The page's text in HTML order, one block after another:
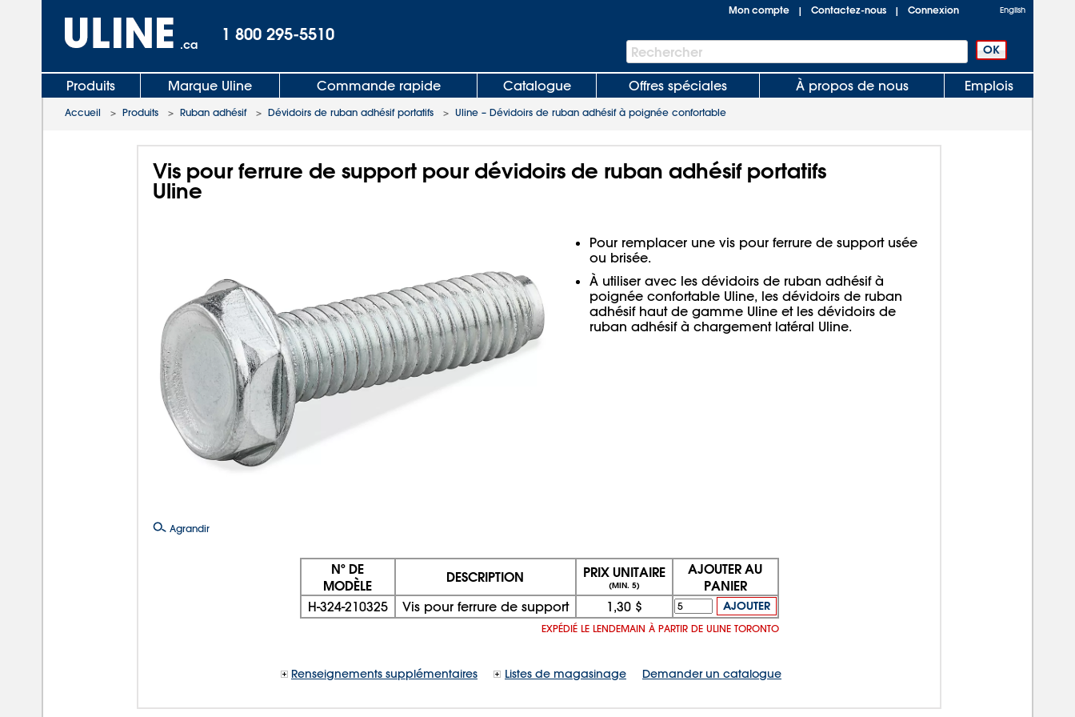
.ca
1 800 295-5510
Mon compte | Contactez-nous | Connexion English
Barre
de
recherche
Rechercher
Produits Marque Uline Commande rapide Catalogue Offres spéciales À propos de nous Emplois
Accueil > Produits > Ruban adhésif> Dévidoirs de ruban adhésif portatifs > Uline – Dévidoirs de ruban adhésif à poignée confortable
Vis pour ferrure de support pour dévidoirs de ruban adhésif portatifs
Uline
Agrandir
Pour remplacer une vis pour ferrure de support usée
ou brisée.
À utiliser avec les dévidoirs de ruban adhésif à
poignée confortable Uline, les dévidoirs de ruban
adhésif haut de gamme Uline et les dévidoirs de
ruban adhésif à chargement latéral Uline.
Nº DE
MODÈLE
DESCRIPTION PRIX UNITAIRE
(MIN. 5)
AJOUTER AU
PANIER
H-324-210325 Vis pour ferrure de support 1,30 $ AJOUTER
EXPÉDIÉ LE LENDEMAIN À PARTIR DE ULINE TORONTO
Renseignements supplémentaires Listes de magasinage Demander un catalogue